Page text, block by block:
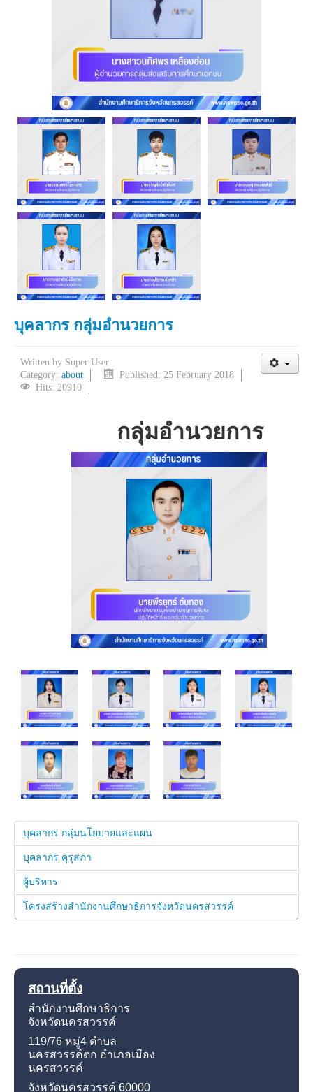
บุคลากร กลุ่มอำนวยการ
Written by Super User
Category: about
Published: 25 February 2018
Hits: 20910
กลุ่มอำนวยการ
บุคลากร กลุ่มนโยบายและแผน
บุคลากร คุรุสภา
ผู้บริหาร
โครงสร้างสำนักงานศึกษาธิการจังหวัดนครสวรรค์
สถานที่ตั้ง
สำนักงานศึกษาธิการ
จังหวัดนครสวรรค์
119/76 หมู่4 ตำบล
นครสวรรค์ตก อำเภอเมือง
นครสวรรค์
จังหวัดนครสวรรค์ 60000